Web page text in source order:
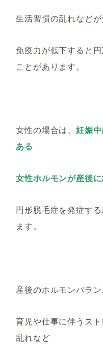
生活習慣の乱れなどが
免疫力が低下すると
ことがあります。
女性の場合は、 妊娠
ある
女性ホルモンが産後
円形脱毛症を発症す
ます。
産後のホルモンバラン
育児や仕事に伴う ス
乱れなど